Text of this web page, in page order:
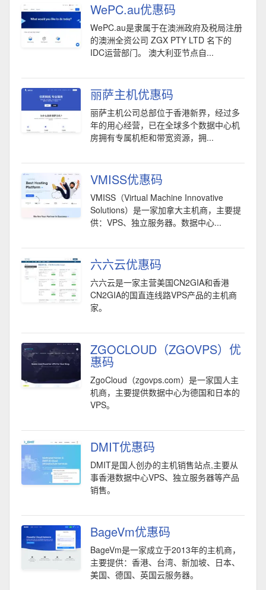
WePC.au优惠码
WePC.au是隶属于在澳洲政府及税局注册
的澳洲全资公司 ZGX PTY LTD 名下的
IDC运营部门。 澳大利亚节点自...
丽萨主机优惠码
丽萨主机公司总部位于香港新界，经过多
年的用心经营，已在全球多个数据中心机
房拥有专属机柜和带宽资源，拥...
VMISS优惠码
VMISS（Virtual Machine Innovative
Solutions）是一家加拿大主机商，主要提
供：VPS、独立服务器。数据中心...
六六云优惠码
六六云是一家主营美国CN2GIA和香港
CN2GIA的国直连线路VPS产品的主机商
家。
ZGOCLOUD（ZGOVPS）优
惠码
ZgoCloud（zgovps.com）是一家国人主
机商，主要提供数据中心为德国和日本的
VPS。
DMIT优惠码
DMIT是国人创办的主机销售站点,主要从
事香港数据中心VPS、独立服务器等产品
销售。
BageVm优惠码
BageVm是一家成立于2013年的主机商，
主要提供：香港、台湾、新加坡、日本、
美国、德国、英国云服务器。